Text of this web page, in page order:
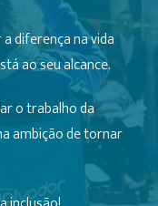
diferença na vida
ao seu alcance.
o trabalho da
ambição de tornar